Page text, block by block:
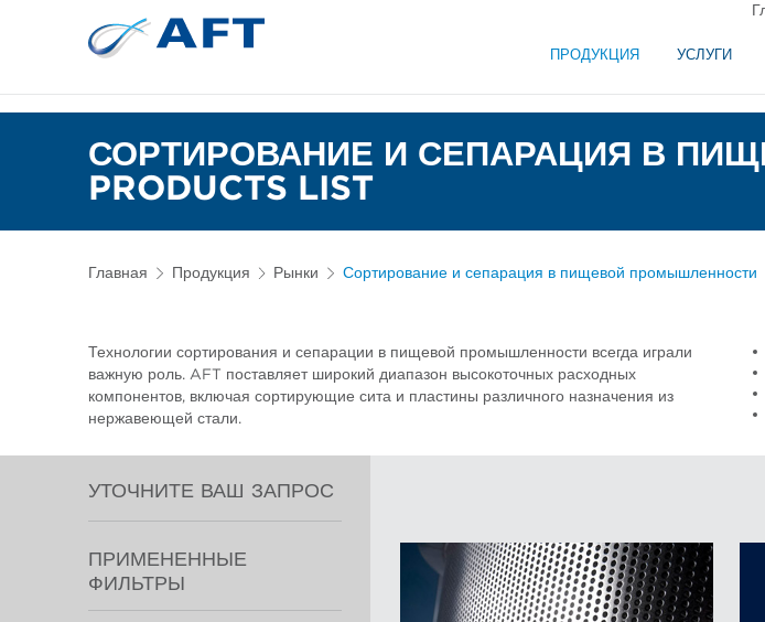
ПРОДУКЦИЯ УСЛУГИ
СОРТИРОВАНИЕ И СЕПАРАЦИЯ В
PRODUCTS LIST
Главная Продукция Рынки Сортирование и сепарация в пищевой промышленности
Технологии сортирования и сепарации в пищевой промышленности всегда играли
важную роль. AFT поставляет широкий диапазон высокоточных расходных
компонентов, включая сортирующие сита и пластины различного назначения из
нержавеющей стали.
УТОЧНИТЕ ВАШ ЗАПРОС
ПРИМЕНЕННЫЕ
ФИЛЬТРЫ